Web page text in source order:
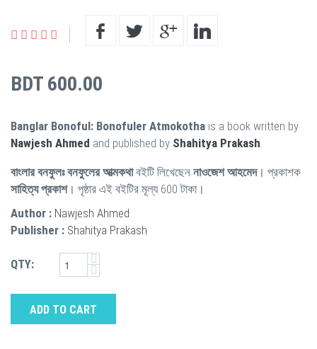
BDT 600.00
Banglar Bonoful: Bonofuler Atmokotha is a book written by
Nawjesh Ahmed and published by Shahitya Prakash
বাংলার বনফুলঃ বনফুলের আত্মকথাবইটি লিখেছেন নাওজেশ আহমেদ। প্রকাশক
সাহিত্য প্রকাশ। পৃষ্ঠার এই বইটির মূল্য 600 টাকা।
Author : Nawjesh Ahmed
Publisher : Shahitya Prakash
QTY:
ADD TO CART